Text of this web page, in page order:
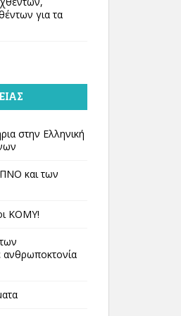
για τα
στην Ελληνική
και των
ΚΟΜΥ!
ανθρωποκτονία